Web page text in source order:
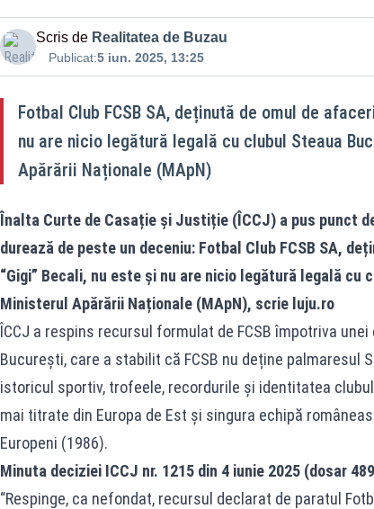
Scris de Realitatea de Buzau
Publicat:5 iun. 2025, 13:25
Fotbal Club FCSB SA, deținută de omul de
nu are nicio legătură legală cu clubul Steaua
Apărării Naționale (MApN)
Înalta Curte de Casație și Justiție (ÎCCJ) a pus punct
durează de peste un deceniu: Fotbal Club FCSB SA,
“Gigi” Becali, nu este și nu are nicio legătură legală
Ministerul Apărării Naționale (MApN), scrie luju.ro
ÎCCJ a respins recursul formulat de FCSB împotriva
București, care a stabilit că FCSB nu deține palmaresul
istoricul sportiv, trofeele, recordurile și identitatea
mai titrate din Europa de Est și singura echipă
Europeni (1986).
Minuta deciziei ICCJ nr. 1215 din 4 iunie 2025 (dosar
“Respinge, ca nefondat, recursul declarat de paratul